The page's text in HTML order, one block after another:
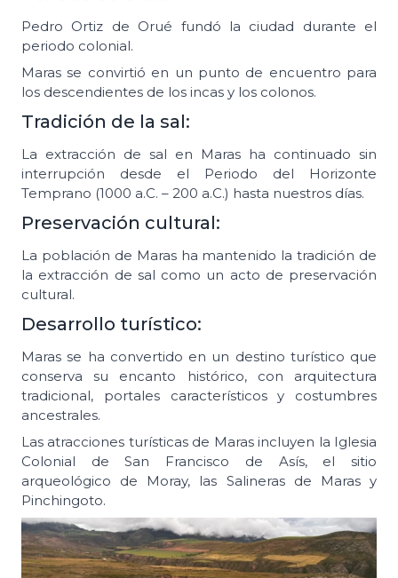
Pedro Ortiz de Orué fundó la ciudad durante el
periodo colonial.
Maras se convirtió en un punto de encuentro para
los descendientes de los incas y los colonos.
Tradición de la sal:
La extracción de sal en Maras ha continuado sin
interrupción desde el Periodo del Horizonte
Temprano (1000 a.C. – 200 a.C.) hasta nuestros días.
Preservación cultural:
La población de Maras ha mantenido la tradición de
la extracción de sal como un acto de preservación
cultural.
Desarrollo turístico:
Maras se ha convertido en un destino turístico que
conserva su encanto histórico, con arquitectura
tradicional, portales característicos y costumbres
ancestrales.
Las atracciones turísticas de Maras incluyen la Iglesia
Colonial de San Francisco de Asís, el sitio
arqueológico de Moray, las Salineras de Maras y
Pinchingoto.